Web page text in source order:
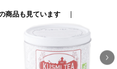
商品も見ています